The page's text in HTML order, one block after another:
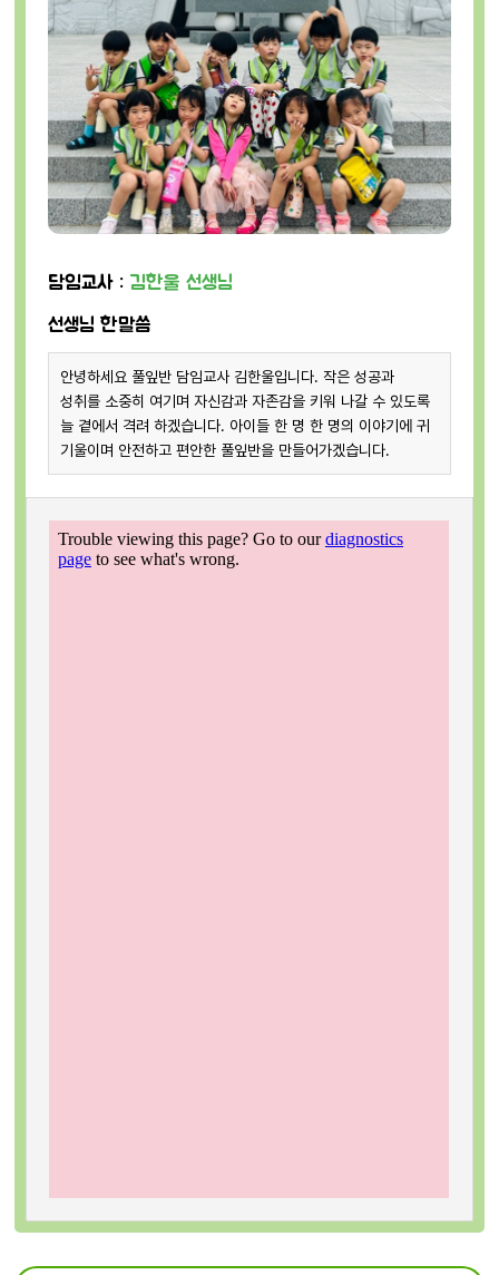
담임교사 : 김한울 선생님
선생님 한말씀
안녕하세요 풀잎반 담임교사 김한울입니다. 작은 성공과
성취를 소중히 여기며 자신감과 자존감을 키워 나갈 수 있도록
늘 곁에서 격려 하겠습니다. 아이들 한 명 한 명의 이야기에 귀
기울이며 안전하고 편안한 풀잎반을 만들어가겠습니다.